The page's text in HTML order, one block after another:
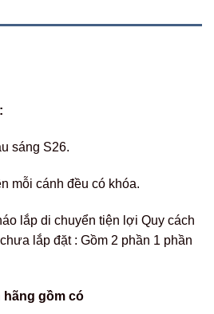
sáng S26.
mỗi cánh đều có khóa.
lắp di chuyển tiện lợi Quy cách
lắp đặt : Gồm 2 phần 1 phần
hãng gồm có